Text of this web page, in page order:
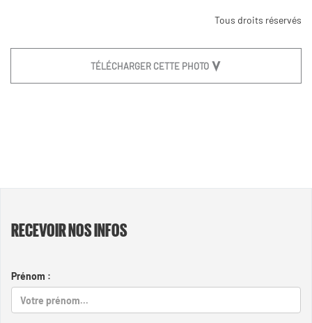
Tous droits réservés
TÉLÉCHARGER CETTE PHOTO
RECEVOIR NOS INFOS
Prénom :